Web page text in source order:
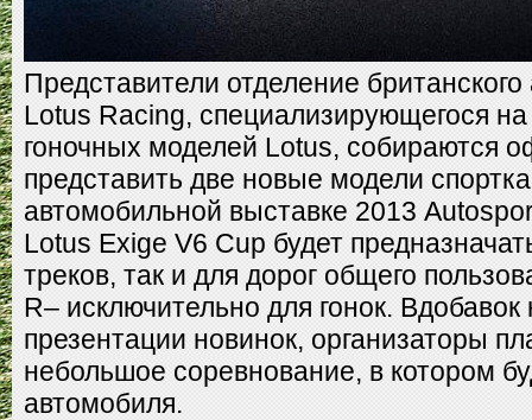
Представители отделение
Lotus Racing, специализирующегося на
гоночных моделей Lotus, собираются
представить две новые модели
автомобильной выставке 2013
Lotus Exige V6 Cup будет
треков, так и для дорог общего
R– исключительно для гонок.
презентации новинок, организаторы
небольшое соревнование, в котором
автомобиля.